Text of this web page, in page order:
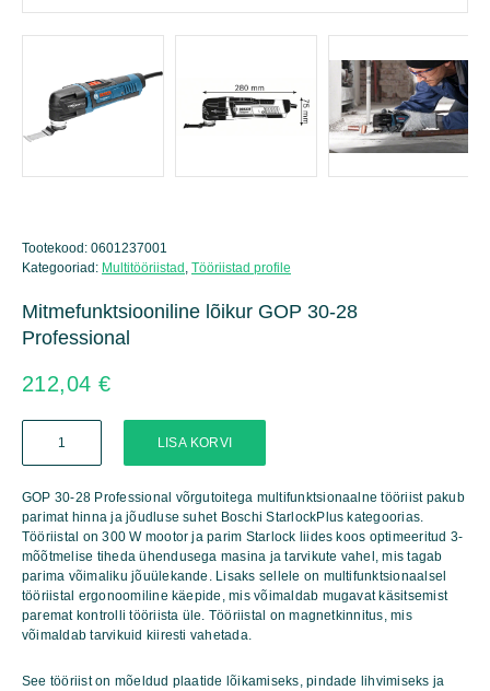
Tootekood: 0601237001
Kategooriad: Multitööriistad Tööriistad profile
Mitmefunktsiooniline lõikur GOP 30-28
Professional
212,04 €
GOP
28
Professional
kogus
LISA KORVI
GOP 30-28 Professional võrgutoitega multifunktsionaalne tööriist pakub
parimat hinna ja jõudluse suhet Boschi StarlockPlus kategoorias.
Tööriistal on 300 W mootor ja parim Starlock liides koos optimeeritud 3-
mõõtmelise tiheda ühendusega masina ja tarvikute vahel, mis tagab
parima võimaliku jõuülekande. Lisaks sellele on multifunktsionaalsel
tööriistal ergonoomiline käepide, mis võimaldab mugavat käsitsemist
paremat kontrolli tööriista üle. Tööriistal on magnetkinnitus, mis
võimaldab tarvikuid kiiresti vahetada.
See tööriist on mõeldud plaatide lõikamiseks, pindade lihvimiseks ja